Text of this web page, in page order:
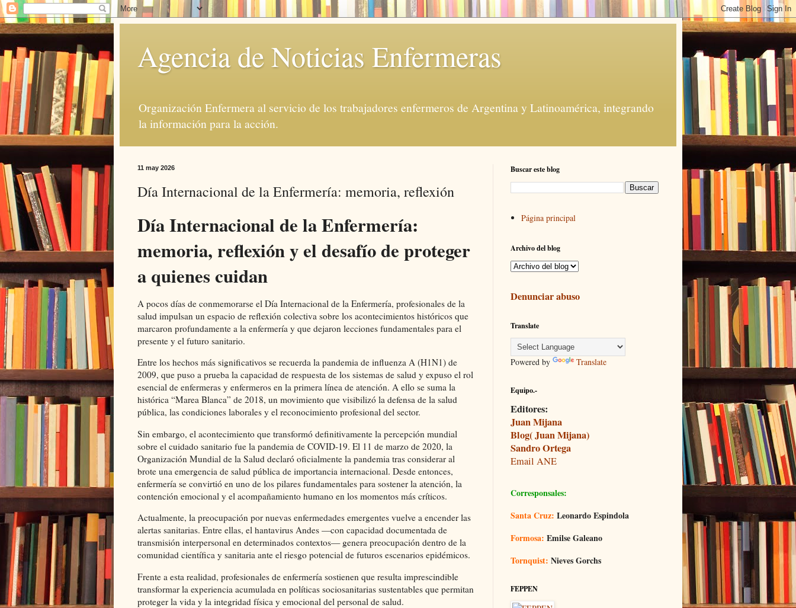
Agencia de Noticias Enfermeras
Organización Enfermera al servicio de los trabajadores enfermeros de Argentina y Latinoamérica, integrando
la información para la acción.
11 may 2026
Día Internacional de la Enfermería: memoria, reflexión
Día Internacional de la Enfermería:
memoria, reflexión y el desafío de proteger
a quienes cuidan
A pocos días de conmemorarse el Día Internacional de la Enfermería, profesionales de la
salud impulsan un espacio de reflexión colectiva sobre los acontecimientos históricos que
marcaron profundamente a la enfermería y que dejaron lecciones fundamentales para el
presente y el futuro sanitario.
Entre los hechos más significativos se recuerda la pandemia de influenza A (H1N1) de
2009, que puso a prueba la capacidad de respuesta de los sistemas de salud y expuso el rol
esencial de enfermeras y enfermeros en la primera línea de atención. A ello se suma la
histórica “Marea Blanca” de 2018, un movimiento que visibilizó la defensa de la salud
pública, las condiciones laborales y el reconocimiento profesional del sector.
Sin embargo, el acontecimiento que transformó definitivamente la percepción mundial
sobre el cuidado sanitario fue la pandemia de COVID-19. El 11 de marzo de 2020, la
Organización Mundial de la Salud declaró oficialmente la pandemia tras considerar al
brote una emergencia de salud pública de importancia internacional. Desde entonces,
enfermería se convirtió en uno de los pilares fundamentales para sostener la atención, la
contención emocional y el acompañamiento humano en los momentos más críticos.
Actualmente, la preocupación por nuevas enfermedades emergentes vuelve a encender las
alertas sanitarias. Entre ellas, el hantavirus Andes —con capacidad documentada de
transmisión interpersonal en determinados contextos— genera preocupación dentro de la
comunidad científica y sanitaria ante el riesgo potencial de futuros escenarios epidémicos.
Frente a esta realidad, profesionales de enfermería sostienen que resulta imprescindible
transformar la experiencia acumulada en políticas sociosanitarias sustentables que permitan
proteger la vida y la integridad física y emocional del personal de salud.
Buscar este blog
Página principal
Archivo del blog
Denunciar abuso
Translate
Powered by Translate
Equipo.-
Editores:
Juan Mijana
Blog( Juan Mijana)
Sandro Ortega
Email ANE
Corresponsales:
Santa Cruz: Leonardo Espindola
Formosa: Emilse Galeano
Tornquist: Nieves Gorchs
FEPPEN